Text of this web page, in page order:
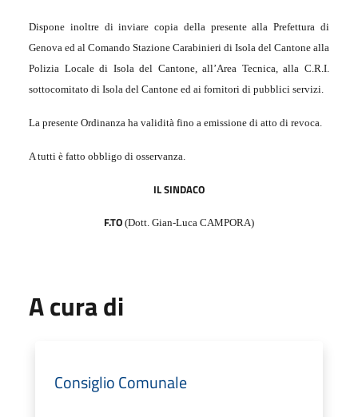
Dispone inoltre di inviare copia della presente alla Prefettura di
Genova ed al Comando Stazione Carabinieri di Isola del Cantone alla
Polizia Locale di Isola del Cantone, all’Area Tecnica, alla C.R.I.
sottocomitato di Isola del Cantone ed ai fornitori di pubblici servizi.
La presente Ordinanza ha validità fino a emissione di atto di revoca.
A tutti è fatto obbligo di osservanza.
IL SINDACO
F.TO (Dott. Gian-Luca CAMPORA)
A cura di
Consiglio Comunale